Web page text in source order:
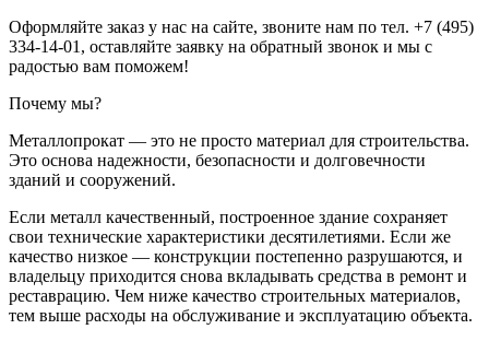
Оформляйте заказ у нас на сайте, звоните нам по тел. +7 (495)
334-14-01, оставляйте заявку на обратный звонок и мы с
радостью вам поможем!
Почему мы?
Металлопрокат — это не просто материал для строительства.
Это основа надежности, безопасности и долговечности
зданий и сооружений.
Если металл качественный, построенное здание сохраняет
свои технические характеристики десятилетиями. Если же
качество низкое — конструкции постепенно разрушаются, и
владельцу приходится снова вкладывать средства в ремонт и
реставрацию. Чем ниже качество строительных материалов,
тем выше расходы на обслуживание и эксплуатацию объекта.